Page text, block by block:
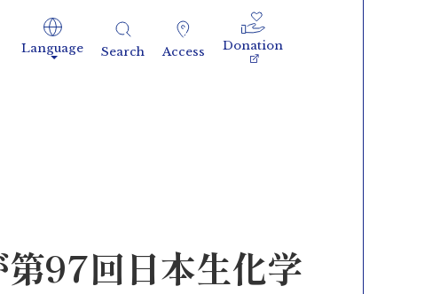
Language Search Access Donation
97回日本生化学